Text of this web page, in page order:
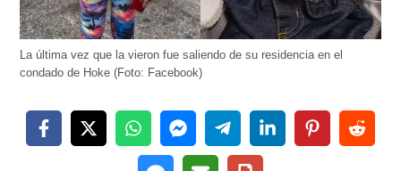
La última vez que la vieron fue saliendo de su residencia en el
condado de Hoke (Foto: Facebook)